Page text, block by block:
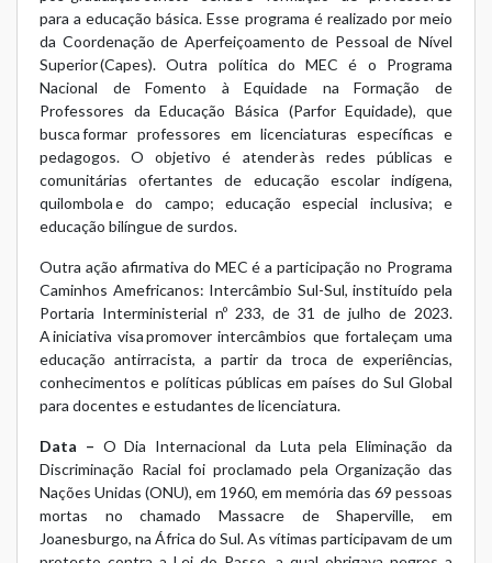
para a educação básica. Esse programa é realizado por meio
da Coordenação de Aperfeiçoamento de Pessoal de Nível
Superior (Capes). Outra política do MEC é o Programa
Nacional de Fomento à Equidade na Formação de
Professores da Educação Básica (Parfor Equidade), que
busca formar professores em licenciaturas específicas e
pedagogos. O objetivo é atender às redes públicas e
comunitárias ofertantes de educação escolar indígena,
quilombola e do campo; educação especial inclusiva; e
educação bilíngue de surdos.
Outra ação afirmativa do MEC é a participação no Programa
Caminhos Amefricanos: Intercâmbio Sul-Sul, instituído pela
Portaria Interministerial nº 233, de 31 de julho de 2023.
A iniciativa visa promover intercâmbios que fortaleçam uma
educação antirracista, a partir da troca de experiências,
conhecimentos e políticas públicas em países do Sul Global
para docentes e estudantes de licenciatura.
Data – O Dia Internacional da Luta pela Eliminação da
Discriminação Racial foi proclamado pela Organização das
Nações Unidas (ONU), em 1960, em memória das 69 pessoas
mortas no chamado Massacre de Shaperville, em
Joanesburgo, na África do Sul. As vítimas participavam de um